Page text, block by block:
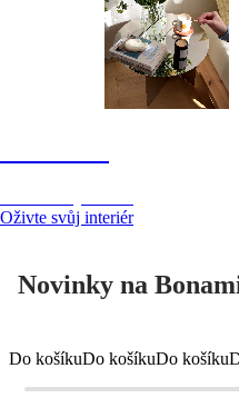
Oživte svůj interiér
Novinky na
Do košíkuDo košíkuDo košíku